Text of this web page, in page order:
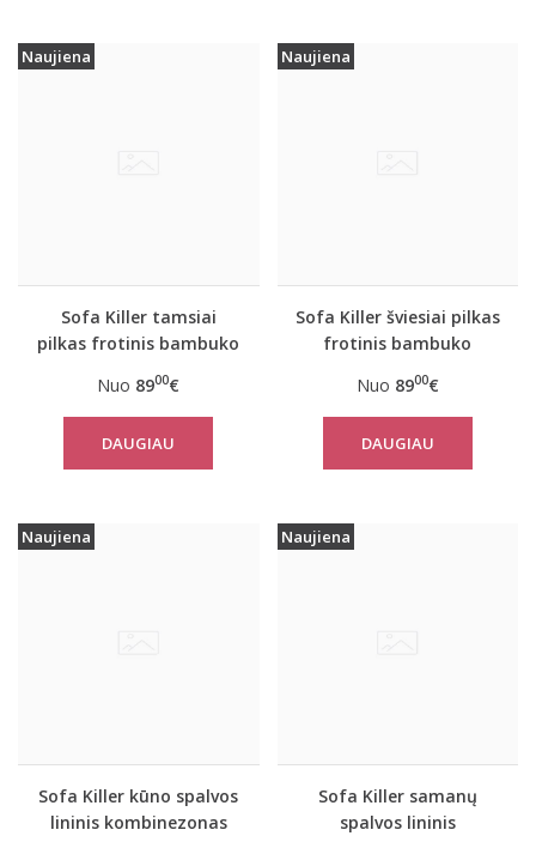
Naujiena
Sofa Killer tamsiai
pilkas frotinis bambuko
Nuo 8900€
DAUGIAU
Naujiena
Sofa Killer šviesiai pilkas
frotinis bambuko
Nuo 8900€
DAUGIAU
Naujiena
Sofa Killer kūno spalvos
lininis kombinezonas
Naujiena
Sofa Killer samanų
spalvos lininis